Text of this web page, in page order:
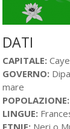
DATI
CAPITALE:
GOVERNO:
mare
POPOLAZIONE:
LINGUE: